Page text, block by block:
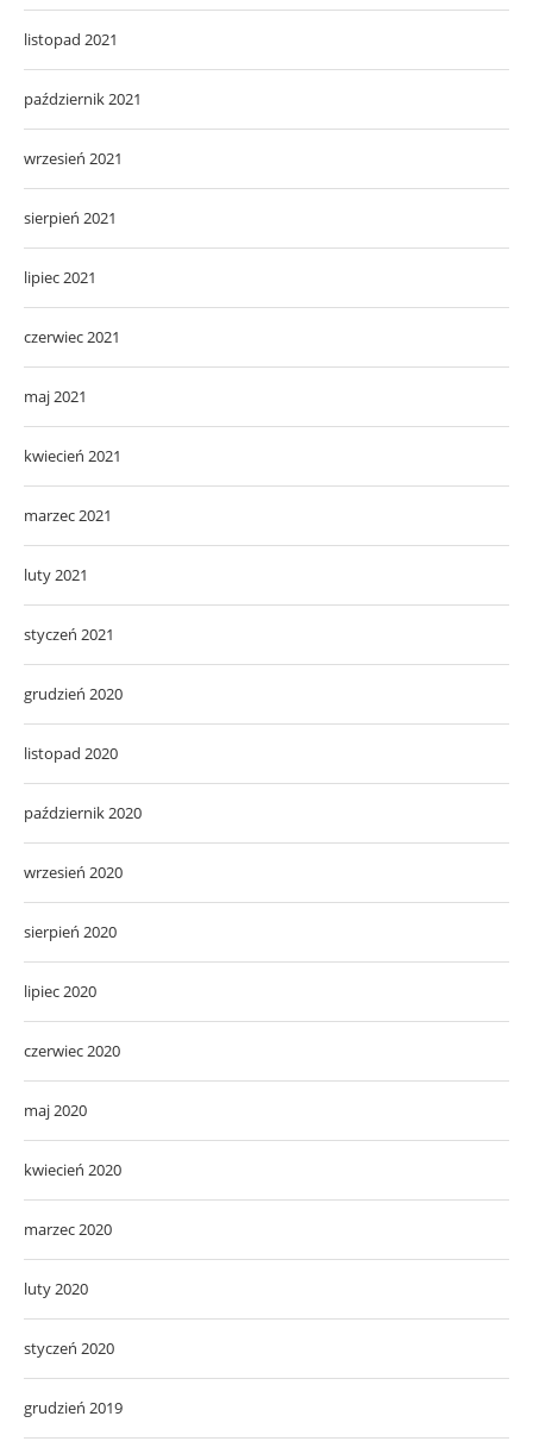
listopad 2021
październik 2021
wrzesień 2021
sierpień 2021
lipiec 2021
czerwiec 2021
maj 2021
kwiecień 2021
marzec 2021
luty 2021
styczeń 2021
grudzień 2020
listopad 2020
październik 2020
wrzesień 2020
sierpień 2020
lipiec 2020
czerwiec 2020
maj 2020
kwiecień 2020
marzec 2020
luty 2020
styczeń 2020
grudzień 2019